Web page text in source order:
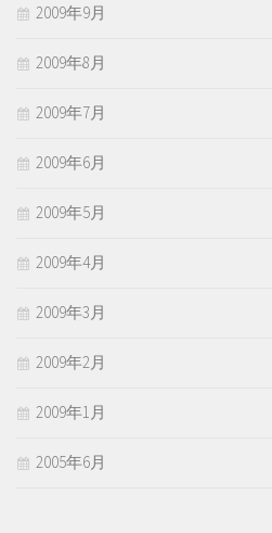
2009年9月
2009年8月
2009年7月
2009年6月
2009年5月
2009年4月
2009年3月
2009年2月
2009年1月
2005年6月